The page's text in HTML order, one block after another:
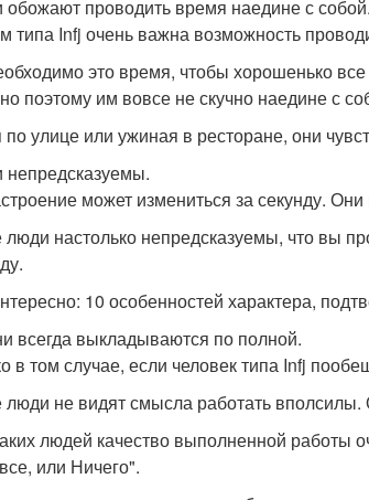
обожают проводить время наедине с собой.
типа Infj очень важна возможность
это время, чтобы хорошенько
поэтому им вовсе не скучно наедине с
по улице или ужиная в ресторане, они
непредсказуемы.
может измениться за секунду.
люди настолько непредсказуемы, что вы
10 особенностей характера,
всегда выкладываются по полной.
в том случае, если человек типа Infj
люди не видят смысла работать
людей качество выполненной работы
или Ничего".